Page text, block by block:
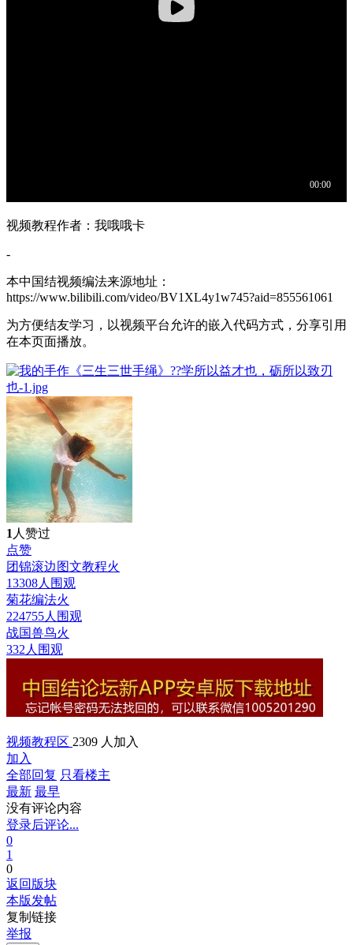
视频教程作者：我哦哦卡
-
本中国结视频编法来源地址：
https://www.bilibili.com/video/BV1XL4y1w745?aid=855561061
为方便结友学习，以视频平台允许的嵌入代码方式，分享引用
在本页面播放。
1 人赞过
点赞
团锦滚边图文教程火
13308人围观
菊花编法火
224755人围观
战国兽鸟火
332人围观
视频教程区 2309 人加入
加入
全部回复 只看楼主
最新 最早
没有评论内容
登录后评论...
0
1
0
返回版块
本版发帖
复制链接
举报